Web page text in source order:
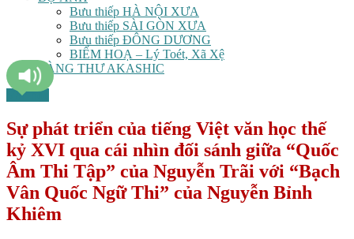
Bưu thiếp HÀ NỘI XƯA
Bưu thiếp SÀI GÒN XƯA
Bưu thiếp ĐÔNG DƯƠNG
BIẾM HOẠ – Lý Toét, Xã Xệ
TÀNG THƯ AKASHIC
Văn học
Sự phát triển của tiếng Việt văn học thế
kỷ XVI qua cái nhìn đối sánh giữa “Quốc
Âm Thi Tập” của Nguyễn Trãi với “Bạch
Vân Quốc Ngữ Thi” của Nguyễn Bỉnh
Khiêm